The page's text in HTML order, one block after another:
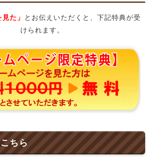
た」
とお伝えいただくと、下記特典が受
けられます。
ちら